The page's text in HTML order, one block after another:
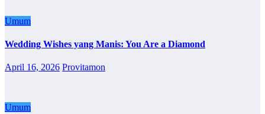
Umum
Wedding Wishes yang Manis: You Are a Diamond
April 16, 2026 Provitamon
Umum